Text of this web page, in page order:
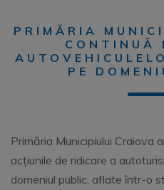
PRIMĂRIA
CONTINUĂ
PE
Primăria Municipiului Craiova
acțiunile de ridicare a
domeniul public, aflate într-o